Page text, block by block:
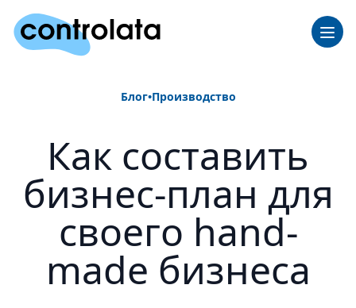
Блог•Производство
Как составить
бизнес-план для
своего hand-
made бизнеса